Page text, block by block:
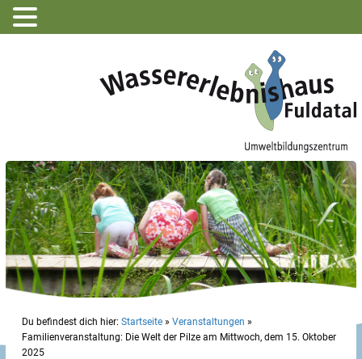
Du befindest dich hier: Startseite » Veranstaltungen »
Familienveranstaltung: Die Welt der Pilze am Mittwoch, dem 15. Oktober
2025